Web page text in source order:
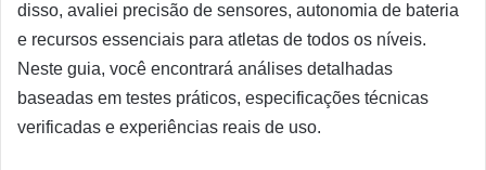
disso, avaliei precisão de sensores, autonomia de bateria
e recursos essenciais para atletas de todos os níveis.
Neste guia, você encontrará análises detalhadas
baseadas em testes práticos, especificações técnicas
verificadas e experiências reais de uso.